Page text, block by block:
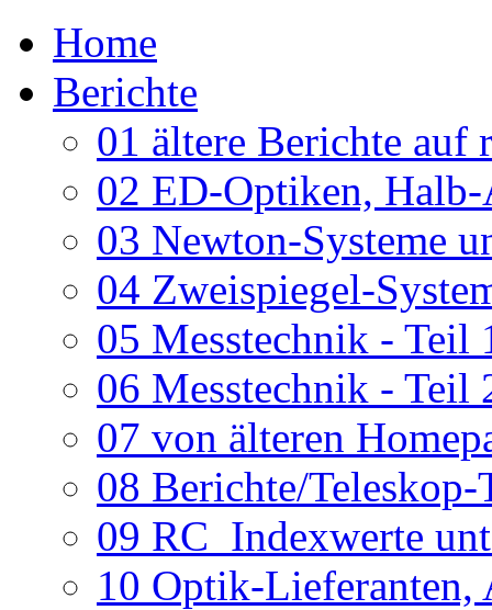
Home
Berichte
01 ältere Berichte auf
02 ED-Optiken, Halb-
03 Newton-Systeme
04 Zweispiegel-
05 Messtechnik - Teil
06 Messtechnik - Teil
07 von älteren
08 Berichte/
09 RC_Indexwerte
10 Optik-Lieferanten,